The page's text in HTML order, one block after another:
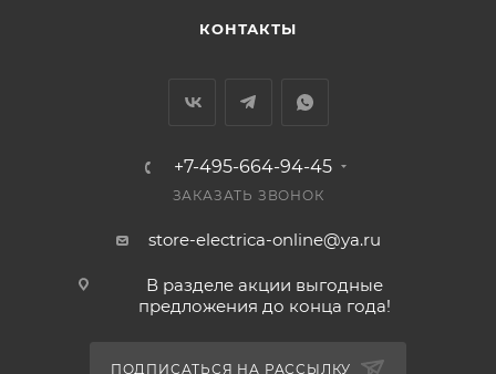
КОНТАКТЫ
+7-495-664-94-45
ЗАКАЗАТЬ ЗВОНОК
store-electrica-online@ya.ru
В разделе акции выгодные
предложения до конца года!
ПОДПИСАТЬСЯ НА РАССЫЛКУ